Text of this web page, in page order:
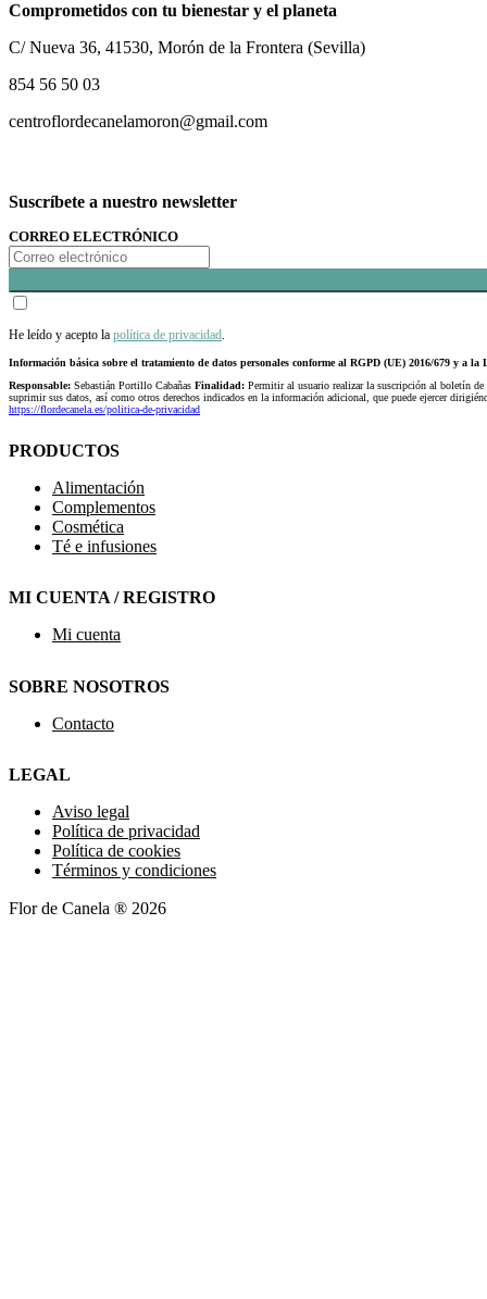
Comprometidos con tu bienestar y el planeta
C/ Nueva 36, 41530, Morón de la Frontera (Sevilla)
854 56 50 03
centroflordecanelamoron@gmail.com
Suscríbete a nuestro newsletter
CORREO ELECTRÓNICO
He leído y acepto la política de privacidad
Información básica sobre el tratamiento de datos personales conforme al RGPD (UE) 2016/679 y a la
Responsable: Sebastián Portillo Cabañas Finalidad: Permitir al usuario realizar la suscripción al boletín
suprimir sus datos, así como otros derechos indicados en la información adicional, que puede ejercer
https://flordecanela.es/politica-de-privacidad
PRODUCTOS
Alimentación
Complementos
Cosmética
Té e infusiones
MI CUENTA / REGISTRO
Mi cuenta
SOBRE NOSOTROS
Contacto
LEGAL
Aviso legal
Política de privacidad
Política de cookies
Términos y condiciones
Flor de Canela ® 2026